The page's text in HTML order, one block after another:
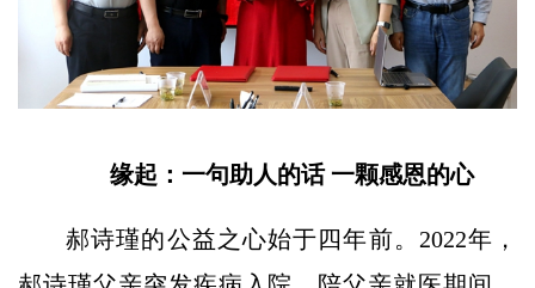
缘起：一句助人的话 一颗感恩的心
郝诗瑾的公益之心始于四年前。2022年，